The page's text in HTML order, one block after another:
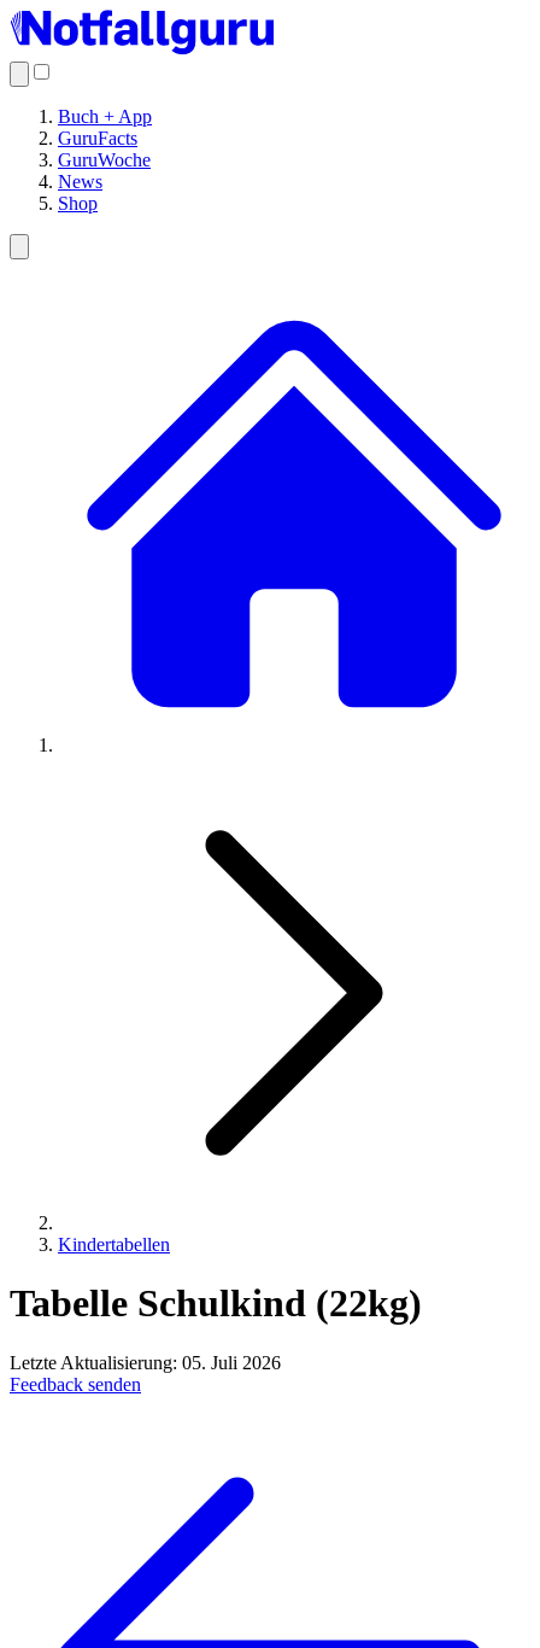
Buch + App
GuruFacts
GuruWoche
News
Shop
Kindertabellen
Tabelle Schulkind (22kg)
Letzte Aktualisierung: 05. Juli 2026
Feedback senden